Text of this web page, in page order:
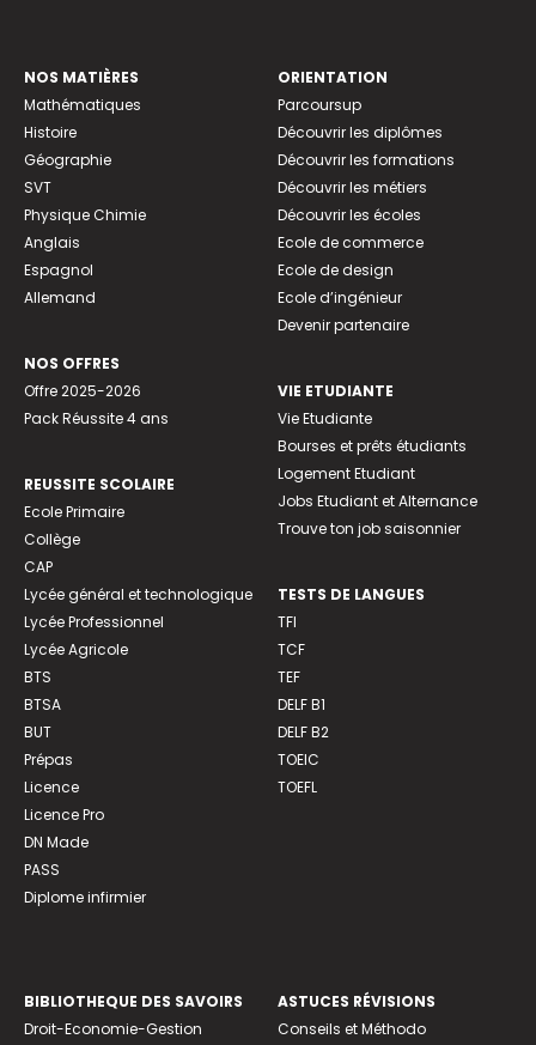
NOS MATIÈRES
Mathématiques
Histoire
Géographie
SVT
Physique Chimie
Anglais
Espagnol
Allemand
NOS OFFRES
Offre 2025-2026
Pack Réussite 4 ans
REUSSITE SCOLAIRE
Ecole Primaire
Collège
CAP
Lycée général et technologique
Lycée Professionnel
Lycée Agricole
BTS
BTSA
BUT
Prépas
Licence
Licence Pro
DN Made
PASS
Diplome infirmier
ORIENTATION
Parcoursup
Découvrir les diplômes
Découvrir les formations
Découvrir les métiers
Découvrir les écoles
Ecole de commerce
Ecole de design
Ecole d’ingénieur
Devenir partenaire
VIE ETUDIANTE
Vie Etudiante
Bourses et prêts étudiants
Logement Etudiant
Jobs Etudiant et Alternance
Trouve ton job saisonnier
TESTS DE LANGUES
TFI
TCF
TEF
DELF B1
DELF B2
TOEIC
TOEFL
BIBLIOTHEQUE DES SAVOIRS
Droit-Economie-Gestion
ASTUCES RÉVISIONS
Conseils et Méthodo